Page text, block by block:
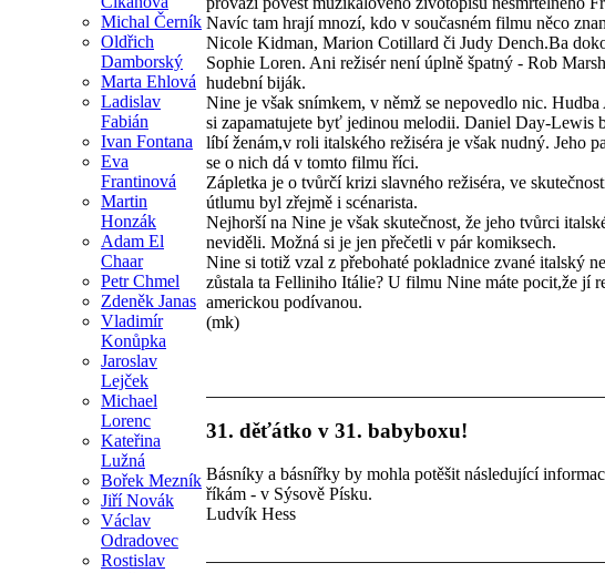
Michal Černík
Oldřich
Damborský
Marta Ehlová
Ladislav
Fabián
Ivan Fontana
Eva
Frantinová
Martin
Honzák
Adam El
Chaar
Petr Chmel
Zdeněk Janas
Vladimír
Konůpka
Jaroslav
Lejček
Michael
Lorenc
Kateřina
Lužná
Bořek Mezník
Jiří Novák
Václav
Odradovec
Rostislav
Navíc tam hrají mnozí, kdo v současném filmu něco
Nicole Kidman, Marion Cotillard či Judy Dench.Ba
Sophie Loren. Ani režisér není úplně špatný - Rob
hudební biják.
Nine je však snímkem, v němž se nepovedlo nic.
si zapamatujete byť jedinou melodii. Daniel Day-Lewis
líbí ženám,v roli italského režiséra je však nudný. Jeho
se o nich dá v tomto filmu říci.
Zápletka je o tvůrčí krizi slavného režiséra, ve
útlumu byl zřejmě i scénarista.
Nejhorší na Nine je však skutečnost, že jeho tvůrci
neviděli. Možná si je jen přečetli v pár komiksech.
Nine si totiž vzal z přebohaté pokladnice zvané italský
zůstala ta Felliniho Itálie? U filmu Nine máte pocit,že jí
americkou podívanou.
(mk)
31. děťátko v 31. babyboxu!
Básníky a básnířky by mohla potěšit následující
říkám - v Sýsově Písku.
Ludvík Hess